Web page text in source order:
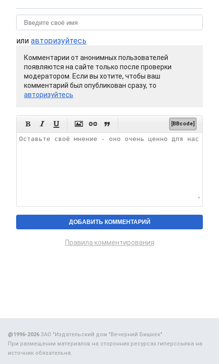
или авторизуйтесь
Комментарии от анонимных пользователей
появляются на сайте только после проверки
модератором. Если вы хотите, чтобы ваш
комментарий был опубликован сразу, то
авторизуйтесь
      [BBcode]
Правила комментирования
@1996-2026ЗАО "Издательский дом "Вечерний Бишкек"
При размещении материалов на сторонних ресурсах гиперссылка на
источник обязательна.